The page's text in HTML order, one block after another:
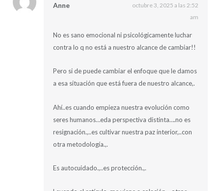
Anne
octubre 3, 2025 a las 2:52
am
No es sano emocional ni psicológicamente luchar
contra lo q no está a nuestro alcance de cambiar!!
Pero si de puede cambiar el enfoque que le damos
a esa situación que está fuera de nuestro alcance,.
Ahí..es cuando empieza nuestra evolución como
seres humanos…eda perspectiva distinta….no es
resignación.,..es cultivar nuestra paz interior,..con
otra metodología.,.
Es autocuidado.,..es protección.,.